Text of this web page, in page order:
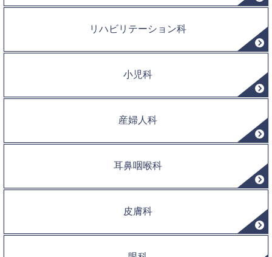
リハビリテーション科
小児科
産婦人科
耳鼻咽喉科
皮膚科